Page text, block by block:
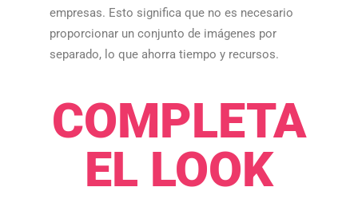
empresas. Esto significa que no es necesario
proporcionar un conjunto de imágenes por
separado, lo que ahorra tiempo y recursos.​​
COMPLETA
EL LOOK​​